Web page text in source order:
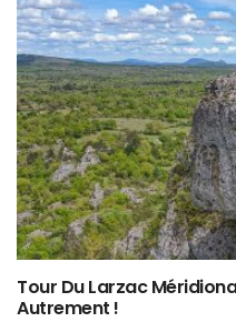
Tour Du Larzac
Autrement !